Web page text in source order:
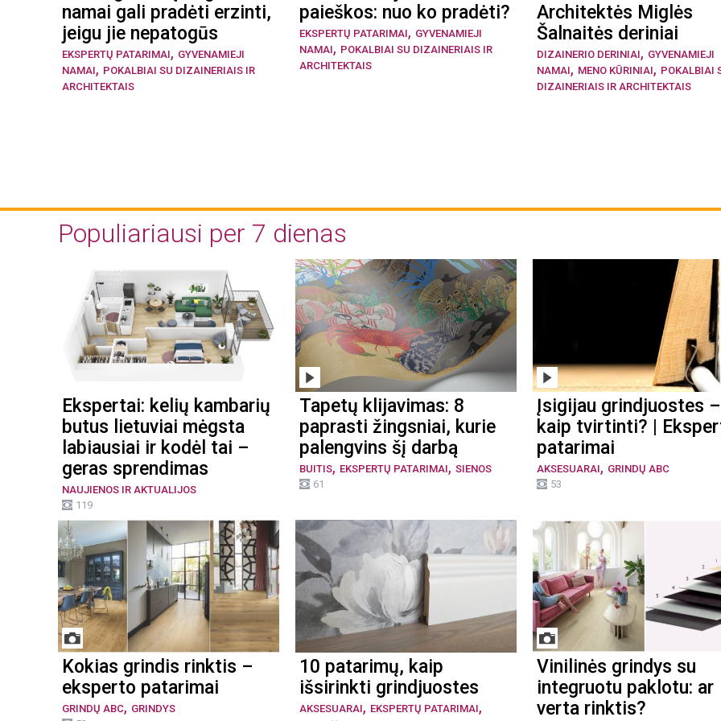
namai gali pradėti erzinti,
jeigu jie nepatogūs
EKSPERTŲ PATARIMAI, GYVENAMIEJI
NAMAI, POKALBIAI SU DIZAINERIAIS IR
ARCHITEKTAIS
paieškos: nuo ko pradėti?
EKSPERTŲ PATARIMAI, GYVENAMIEJI
NAMAI, POKALBIAI SU DIZAINERIAIS IR
ARCHITEKTAIS
Architektės Miglės
Šalnaitės deriniai
DIZAINERIO DERINIAI, GYVENAMIEJI
NAMAI, MENO KŪRINIAI, POKALBIAI
DIZAINERIAIS IR ARCHITEKTAIS
Populiariausi per 7 dienas
Ekspertai: kelių kambarių
butus lietuviai mėgsta
labiausiai ir kodėl tai –
geras sprendimas
NAUJIENOS IR AKTUALIJOS
119
Tapetų klijavimas: 8
paprasti žingsniai, kurie
palengvins šį darbą
BUITIS, EKSPERTŲ PATARIMAI, SIENOS
61
Įsigijau grindjuostes –
kaip tvirtinti? |
patarimai
AKSESUARAI, GRINDŲ ABC
53
Kokias grindis rinktis –
eksperto patarimai
GRINDŲ ABC, GRINDYS
10 patarimų, kaip
išsirinkti grindjuostes
AKSESUARAI, EKSPERTŲ PATARIMAI,
Vinilinės grindys su
integruotu paklotu: ar
verta rinktis?